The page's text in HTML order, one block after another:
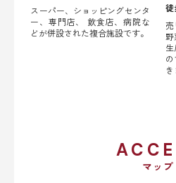
スーパー、ショッピングセンタ
ー、専門店、 飲食店、病院な
どが併設された複合施設です。
徒
売
き
マップ